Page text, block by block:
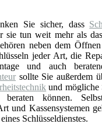
Sie sicher, dass
sie tun weit mehr als
neben dem
jeder Art, die
und auch
sollte Sie außerdem
und mögliche
beraten können.
und Kassensystemen
Schlüsseldienstes.